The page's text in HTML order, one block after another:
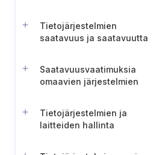
Tietojärjestelmien
saatavuus ja saatavuutta
Saatavuusvaatimuksia
omaavien järjestelmien
Tietojärjestelmien ja
laitteiden hallinta